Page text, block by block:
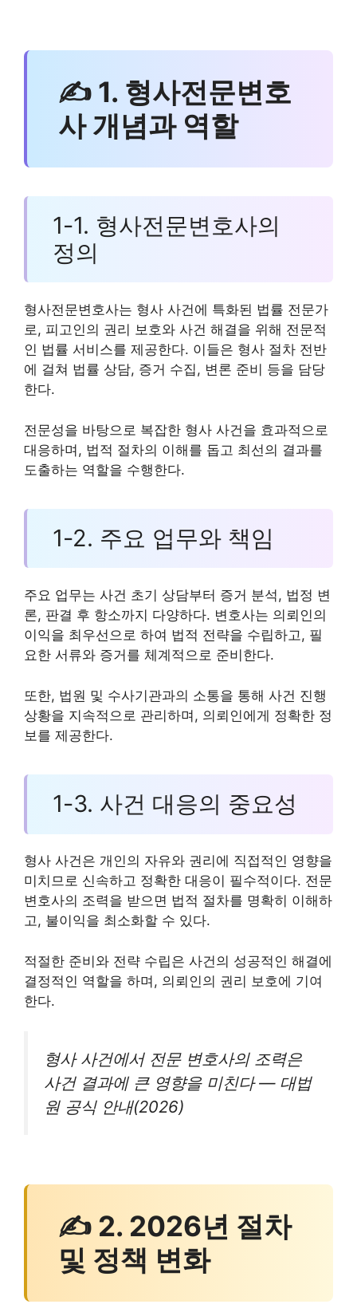
✍ 1. 형사전문변호
사 개념과 역할
1-1. 형사전문변호사의
정의
형사전문변호사는 형사 사건에 특화된 법률 전문가
로, 피고인의 권리 보호와 사건 해결을 위해 전문적
인 법률 서비스를 제공한다. 이들은 형사 절차 전반
에 걸쳐 법률 상담, 증거 수집, 변론 준비 등을 담당
한다.
전문성을 바탕으로 복잡한 형사 사건을 효과적으로
대응하며, 법적 절차의 이해를 돕고 최선의 결과를
도출하는 역할을 수행한다.
1-2. 주요 업무와 책임
주요 업무는 사건 초기 상담부터 증거 분석, 법정 변
론, 판결 후 항소까지 다양하다. 변호사는 의뢰인의
이익을 최우선으로 하여 법적 전략을 수립하고, 필
요한 서류와 증거를 체계적으로 준비한다.
또한, 법원 및 수사기관과의 소통을 통해 사건 진행
상황을 지속적으로 관리하며, 의뢰인에게 정확한 정
보를 제공한다.
1-3. 사건 대응의 중요성
형사 사건은 개인의 자유와 권리에 직접적인 영향을
미치므로 신속하고 정확한 대응이 필수적이다. 전문
변호사의 조력을 받으면 법적 절차를 명확히 이해하
고, 불이익을 최소화할 수 있다.
적절한 준비와 전략 수립은 사건의 성공적인 해결에
결정적인 역할을 하며, 의뢰인의 권리 보호에 기여
한다.
형사 사건에서 전문 변호사의 조력은
사건 결과에 큰 영향을 미친다 — 대법
원 공식 안내(2026)
✍ 2. 2026년 절차
및 정책 변화